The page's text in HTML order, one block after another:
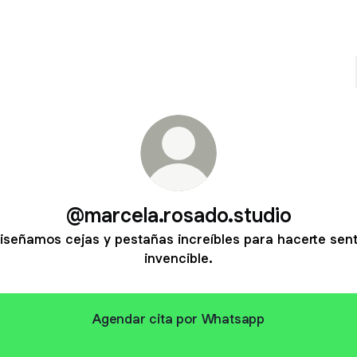
@marcela.rosado.studio
cejas y pestañas increíbles para hacerte
invencible.
Agendar cita por Whatsapp